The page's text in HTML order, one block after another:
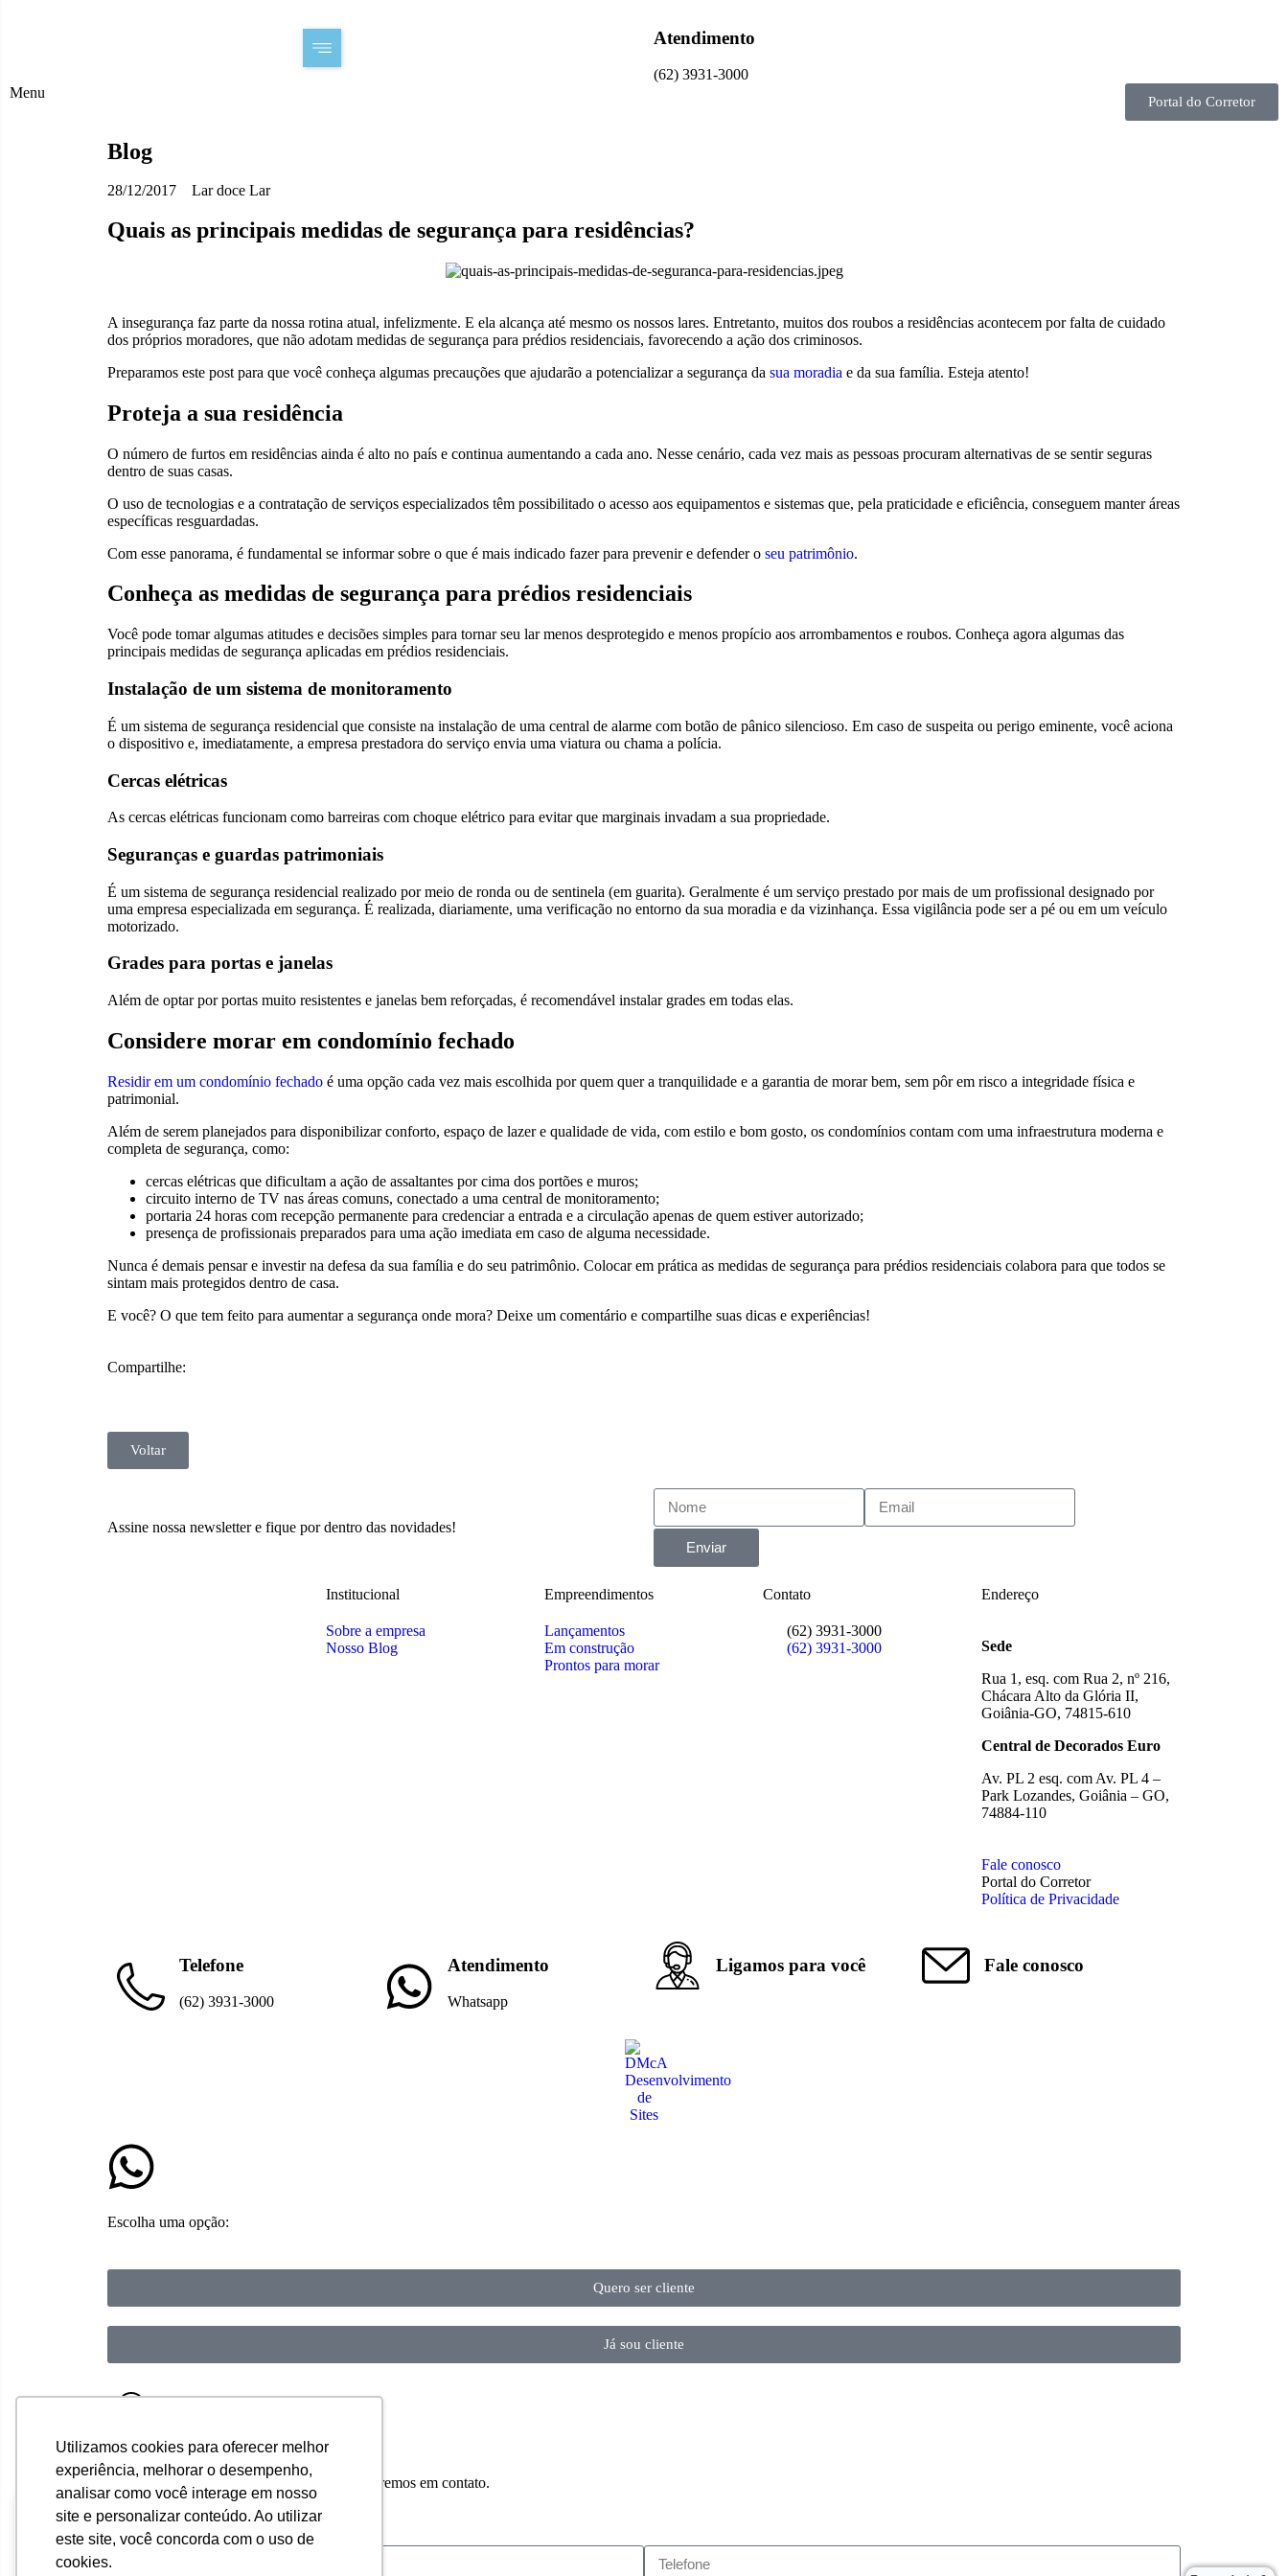
Utilizamos cookies para oferecer melhor
experiência, melhorar o desempenho,
analisar como você interage em nosso
site e personalizar conteúdo. Ao utilizar
este site, você concorda com o uso de
cookies.
Menu
Atendimento
(62) 3931-3000
Portal do Corretor
Blog
28/12/2017 Lar doce Lar
Quais as principais medidas de segurança para residências?
A insegurança faz parte da nossa rotina atual, infelizmente. E ela alcança até mesmo os nossos lares. Entretanto, muitos dos roubos a residências acontecem por falta de cuidado
dos próprios moradores, que não adotam medidas de segurança para prédios residenciais, favorecendo a ação dos criminosos.
Preparamos este post para que você conheça algumas precauções que ajudarão a potencializar a segurança da sua moradia e da sua família. Esteja atento!
Proteja a sua residência
O número de furtos em residências ainda é alto no país e continua aumentando a cada ano. Nesse cenário, cada vez mais as pessoas procuram alternativas de se sentir seguras
dentro de suas casas.
O uso de tecnologias e a contratação de serviços especializados têm possibilitado o acesso aos equipamentos e sistemas que, pela praticidade e eficiência, conseguem manter áreas
específicas resguardadas.
Com esse panorama, é fundamental se informar sobre o que é mais indicado fazer para prevenir e defender o seu patrimônio.
Conheça as medidas de segurança para prédios residenciais
Você pode tomar algumas atitudes e decisões simples para tornar seu lar menos desprotegido e menos propício aos arrombamentos e roubos. Conheça agora algumas das
principais medidas de segurança aplicadas em prédios residenciais.
Instalação de um sistema de monitoramento
É um sistema de segurança residencial que consiste na instalação de uma central de alarme com botão de pânico silencioso. Em caso de suspeita ou perigo eminente, você aciona
o dispositivo e, imediatamente, a empresa prestadora do serviço envia uma viatura ou chama a polícia.
Cercas elétricas
As cercas elétricas funcionam como barreiras com choque elétrico para evitar que marginais invadam a sua propriedade.
Seguranças e guardas patrimoniais
É um sistema de segurança residencial realizado por meio de ronda ou de sentinela (em guarita). Geralmente é um serviço prestado por mais de um profissional designado por
uma empresa especializada em segurança. É realizada, diariamente, uma verificação no entorno da sua moradia e da vizinhança. Essa vigilância pode ser a pé ou em um veículo
motorizado.
Grades para portas e janelas
Além de optar por portas muito resistentes e janelas bem reforçadas, é recomendável instalar grades em todas elas.
Considere morar em condomínio fechado
Residir em um condomínio fechado é uma opção cada vez mais escolhida por quem quer a tranquilidade e a garantia de morar bem, sem pôr em risco a integridade física e
patrimonial.
Além de serem planejados para disponibilizar conforto, espaço de lazer e qualidade de vida, com estilo e bom gosto, os condomínios contam com uma infraestrutura moderna e
completa de segurança, como:
cercas elétricas que dificultam a ação de assaltantes por cima dos portões e muros;
circuito interno de TV nas áreas comuns, conectado a uma central de monitoramento;
portaria 24 horas com recepção permanente para credenciar a entrada e a circulação apenas de quem estiver autorizado;
presença de profissionais preparados para uma ação imediata em caso de alguma necessidade.
Nunca é demais pensar e investir na defesa da sua família e do seu patrimônio. Colocar em prática as medidas de segurança para prédios residenciais colabora para que todos se
sintam mais protegidos dentro de casa.
E você? O que tem feito para aumentar a segurança onde mora? Deixe um comentário e compartilhe suas dicas e experiências!
Compartilhe:
Voltar
Assine nossa newsletter e fique por dentro das novidades!
Enviar
Institucional
Sobre a empresa
Nosso Blog
Empreendimentos
Lançamentos
Em construção
Prontos para morar
Contato
(62) 3931-3000
(62) 3931-3000
Endereço
Sede
Rua 1, esq. com Rua 2, nº 216,
Chácara Alto da Glória II,
Goiânia-GO, 74815-610
Central de Decorados Euro
Av. PL 2 esq. com Av. PL 4 –
Park Lozandes, Goiânia – GO,
74884-110
Fale conosco
Portal do Corretor
Política de Privacidade
Telefone
(62) 3931-3000
Atendimento
Whatsapp
Ligamos para você Fale conosco
Este site usa cookies para melhorar
sua experiência. Ao clicar em
"Aceitar" você concorda com o uso
Escolha uma opção:
Quero ser cliente
Já sou cliente
Preencha seus dados abaixo e em breve entraremos em contato.